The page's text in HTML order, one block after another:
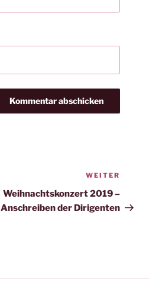
Beitrag
WEITER
Weihnachtskonzert 2019 –
Anschreiben der Dirigenten